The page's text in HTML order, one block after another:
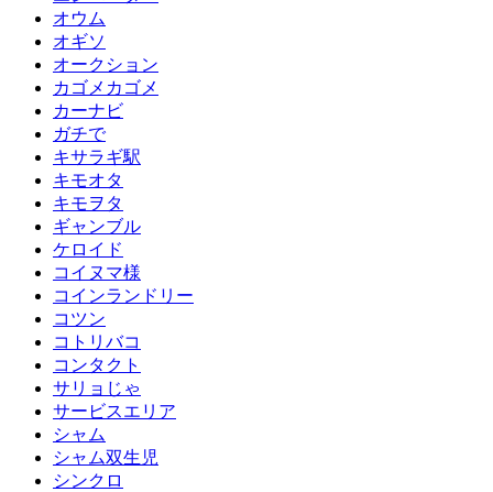
オウム
オギソ
オークション
カゴメカゴメ
カーナビ
ガチで
キサラギ駅
キモオタ
キモヲタ
ギャンブル
ケロイド
コイヌマ様
コインランドリー
コツン
コトリバコ
コンタクト
サリョじゃ
サービスエリア
シャム
シャム双生児
シンクロ